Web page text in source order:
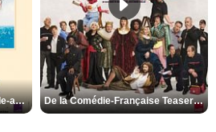
Les Matins merveilleux Bande-annonce VF De la Comédie-Française Teaser VF